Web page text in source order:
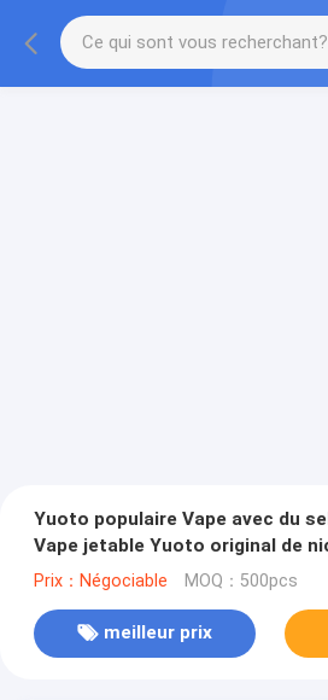
Yuoto populaire Vape avec du
Vape jetable Yuoto original de
souffles Vape Ecigs
Prix：Négociable MOQ：500pcs
meilleur prix